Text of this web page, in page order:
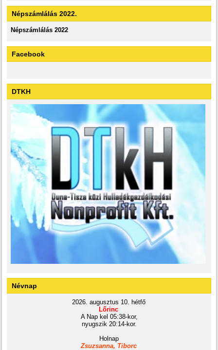
Népszámlálás 2022.
Népszámlálás 2022
Facebook
DTKH
Névnap
2026. augusztus 10. hétfő
Lőrinc
A Nap kel 05:38-kor,
nyugszik 20:14-kor.
Holnap
Zsuzsanna, Tiborc